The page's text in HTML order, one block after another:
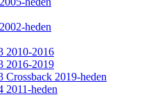
heden
2010-2016
2016-2019
Crossback 2019-heden
2011-heden